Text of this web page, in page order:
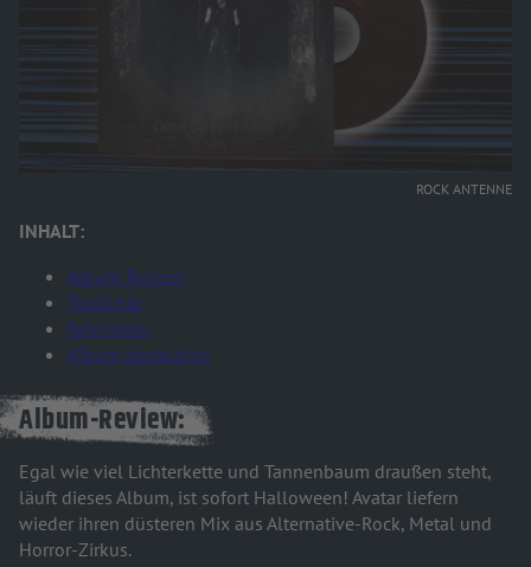
ROCK ANTENNE
INHALT:
Album-Review
Trackliste
Reinhören
Album abstauben
Album-Review:
Egal wie viel Lichterkette und Tannenbaum draußen steht,
läuft dieses Album, ist sofort Halloween! Avatar liefern
wieder ihren düsteren Mix aus Alternative-Rock, Metal und
Horror-Zirkus.